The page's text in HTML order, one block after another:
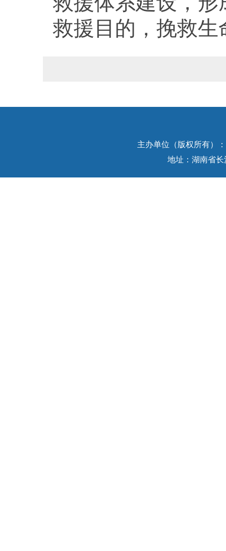
救援目的，挽救生
主办单位（版权所有）
地址：湖南省